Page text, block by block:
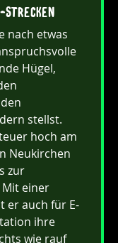
nach etwas
Hügel,
stellst.
hoch am
Neukirchen
zur
einer
er auch für E-
ihre
wie rauf